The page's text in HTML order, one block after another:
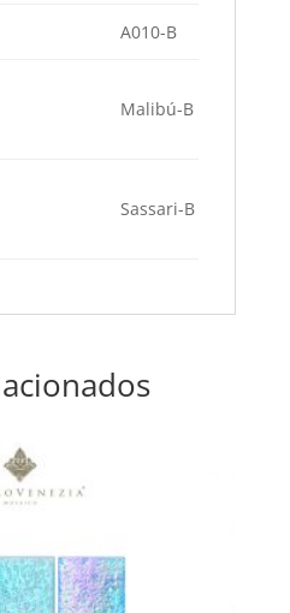
A010-B
Malibú-B
Sassari-B